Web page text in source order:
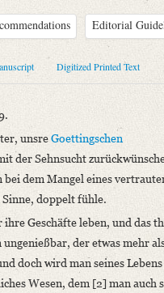
Editorial
von Arnswaldt
von Schlegel
Briefe an August Wilhelm
5. März 1789.
Bester, unsre Goettingschen
Digitized Printed Text
unsreGoettingschen
der Sehnsucht
bei dem Mangel eines
Sinne, doppelt fühle.
Geschäfte leben, und das
der etwas mehr
doch wird man seines
Wesen, dem [2] man auch